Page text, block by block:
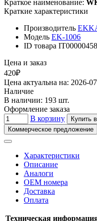
Краткое наименование:
Краткие характеристики
Производитель
Модель EK-1006
ID товара
Цена и заказ
420₽
Цена актуальна на: 2026-
Наличие
В наличии: 193 шт.
Оформление заказа
В корзину
Купить
Коммерческое предложение
Характеристики
Описание
Аналоги
OEM номера
Доставка
Оплата
Техническая